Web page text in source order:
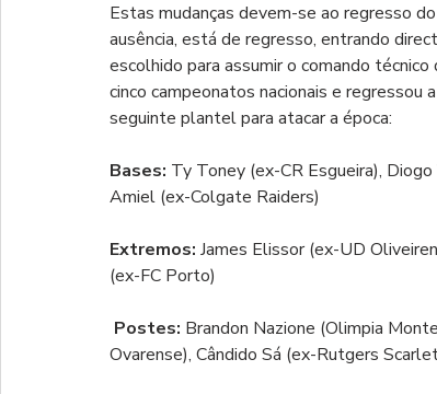
Estas mudanças devem-se ao regresso
ausência, está de regresso, entrando
escolhido para assumir o comando
cinco campeonatos nacionais e
seguinte plantel para atacar a época:
Bases: Ty Toney (ex-CR Esgueira),
Amiel (ex-Colgate Raiders)
Extremos: James Elissor (ex-UD
(ex-FC Porto)
Postes: Brandon Nazione (Olimpia
Ovarense), Cândido Sá (ex-Rutgers